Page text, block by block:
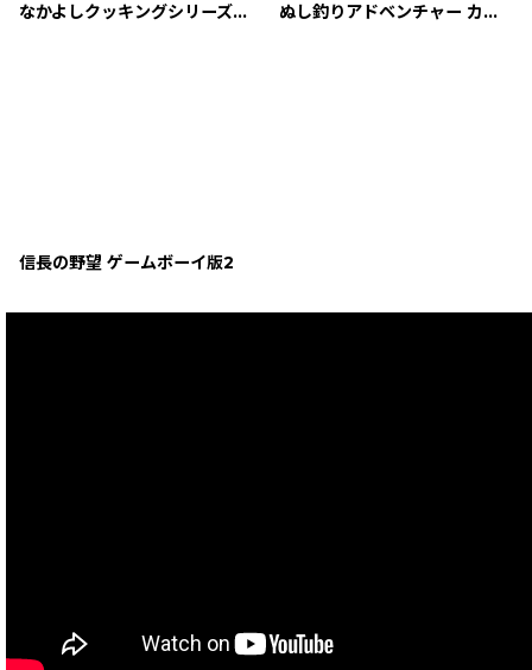
なかよしクッキングシリーズ5 こむぎちゃんのケーキをつくろう! ぬし釣りアドベンチャー カイトの冒険
信長の野望 ゲームボーイ版2